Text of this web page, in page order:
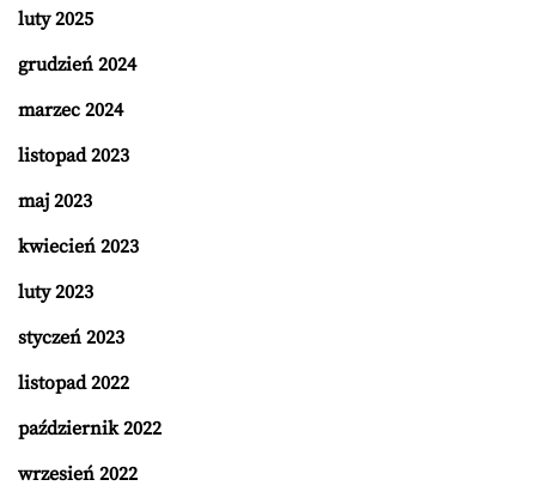
luty 2025
grudzień 2024
marzec 2024
listopad 2023
maj 2023
kwiecień 2023
luty 2023
styczeń 2023
listopad 2022
październik 2022
wrzesień 2022